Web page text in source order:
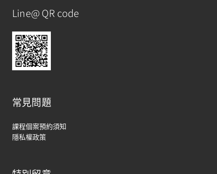
Line@ QR code
常見問題
課程個案預約須知
隱私權政策